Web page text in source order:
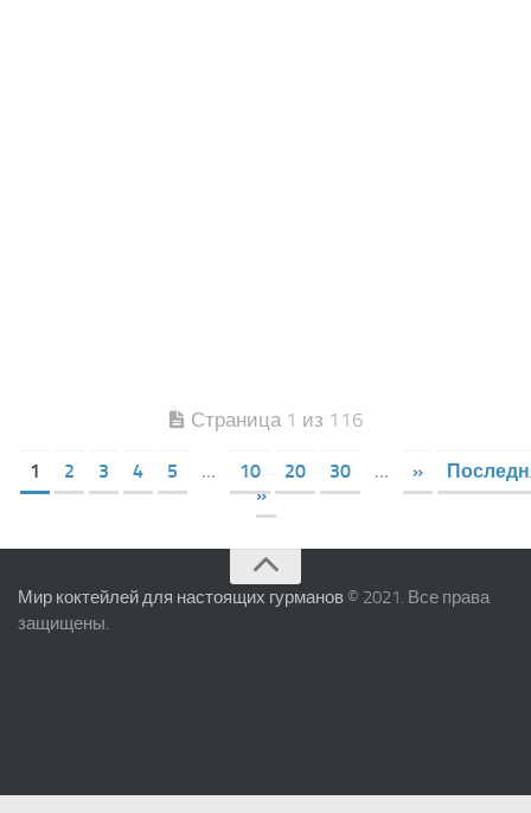
Страница 1 из 116
1 2 3 4 5 ... 10 20 30 ... »
»
Мир коктейлей для настоящих гурманов © 2021. Все права
защищены.